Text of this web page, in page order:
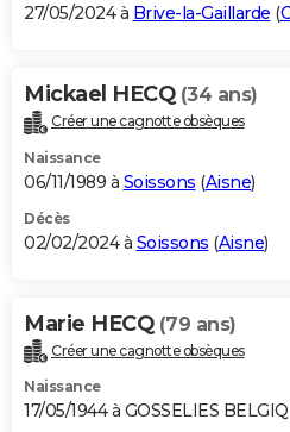
27/05/2024 à Brive-la-Gaillarde (
Mickael HECQ (34 ans)
Créer une cagnotte obsèques
Naissance
06/11/1989 à Soissons (Aisne)
Décès
02/02/2024 à Soissons (Aisne)
Marie HECQ (79 ans)
Créer une cagnotte obsèques
Naissance
17/05/1944 à GOSSELIES